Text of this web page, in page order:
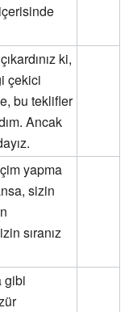
ki,
çekici
bu teklifler
Ancak
yapma
sizin
sıranız
gibi